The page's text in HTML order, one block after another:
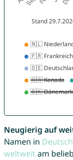
Neugierig auf
Namen in
weltweitam